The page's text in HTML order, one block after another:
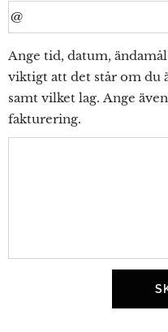
Ange tid, datum,
viktigt att det står om du
samt vilket lag. Ange
fakturering.